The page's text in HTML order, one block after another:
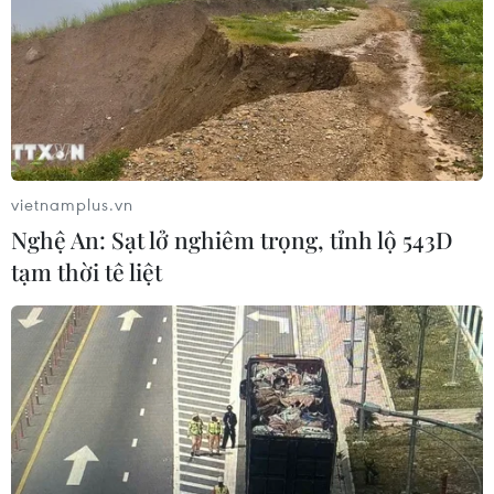
vào quần và khoác thêm một chiếc áo khoác ngoài vào
là đủ chinh phục mọi ánh nhìn.
Bật mí bí quyết dẫn đến thành công của
vietnamplus.vn
Nghệ An: Sạt lở nghiêm trọng, tỉnh lộ 543D
tạm thời tê liệt